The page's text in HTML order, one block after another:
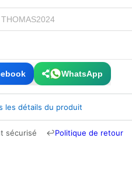
WhatsApp
les détails du produit
sécurisé ↩Politique de retour